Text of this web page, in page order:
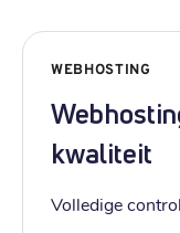
WEBHOSTING
kwaliteit
Volledige